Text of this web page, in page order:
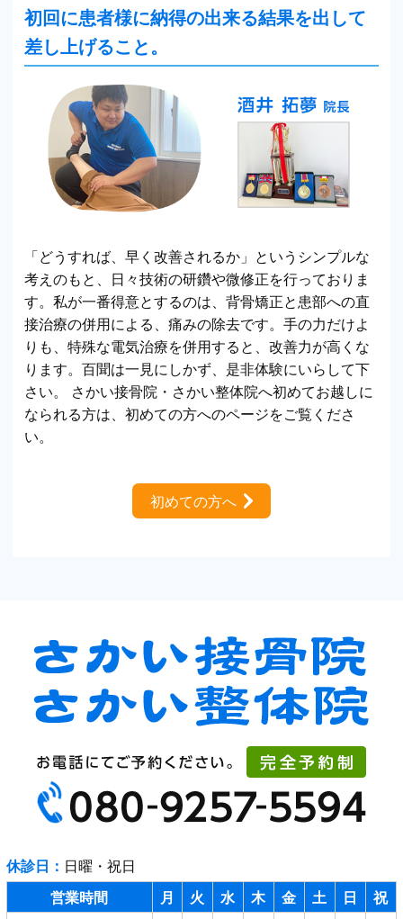
初回に患者様に納得の出来る結果を出して
差し上げること。
「どうすれば、早く改善されるか」というシンプルな
考えのもと、日々技術の研鑽や微修正を行っておりま
す。私が一番得意とするのは、背骨矯正と患部への直
接治療の併用による、痛みの除去です。手の力だけよ
りも、特殊な電気治療を併用すると、改善力が高くな
ります。百聞は一見にしかず、是非体験にいらして下
さい。 さかい接骨院・さかい整体院へ初めてお越しに
なられる方は、初めての方へのページをご覧くださ
い。
初めての方へ
休診日： 日曜・祝日
営業時間
月 火 水 木 金 土 日 祝